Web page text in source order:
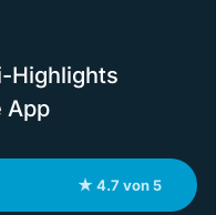
Highlights
App
★ 4.7 von 5